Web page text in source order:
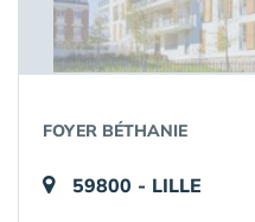
FOYER BÉTHANIE
59800 - LILLE